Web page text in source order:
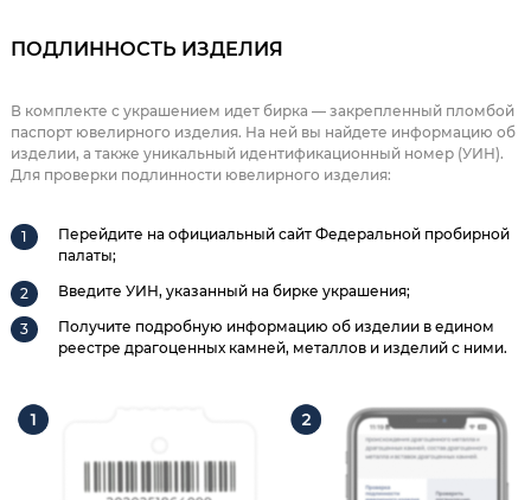
ПОДЛИННОСТЬ ИЗДЕЛИЯ
В комплекте с украшением идет бирка — закрепленный пломбой
паспорт ювелирного изделия. На ней вы найдете информацию об
изделии, а также уникальный идентификационный номер (УИН).
Для проверки подлинности ювелирного изделия:
Перейдите на официальный сайт Федеральной пробирной
палаты;
Введите УИН, указанный на бирке украшения;
Получите подробную информацию об изделии в едином
реестре драгоценных камней, металлов и изделий с ними.